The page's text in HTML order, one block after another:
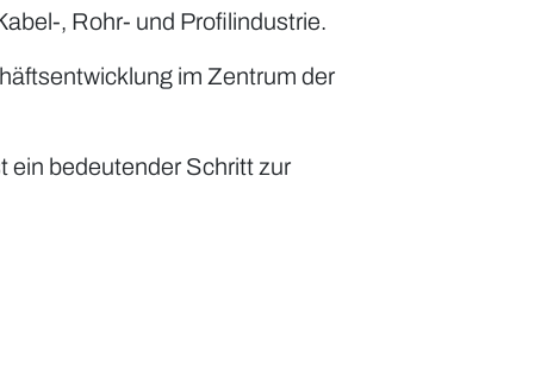
, Rohr- und Profilindustrie.
im Zentrum der
ein bedeutender Schritt zur